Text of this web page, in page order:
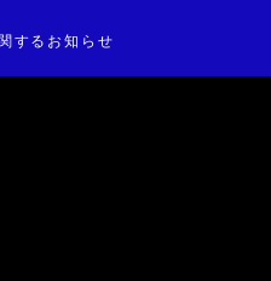
するお知らせ